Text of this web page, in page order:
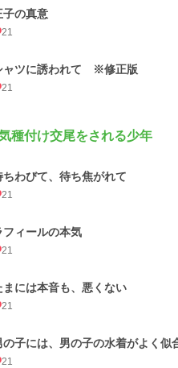
子の真意
21
ャツに誘われて ※修正版
21
種付け交尾をされる少年
ちわびて、待ち焦がれて
21
フィールの本気
21
まには本音も、悪くない
21
の子には、男の子の水着がよく似
21